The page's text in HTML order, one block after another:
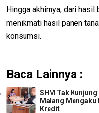
Hingga akhirnya, dari
menikmati hasil panen
konsumsi.
Baca Lainnya :
SHM Tak
Malang Mengaku
Kredit